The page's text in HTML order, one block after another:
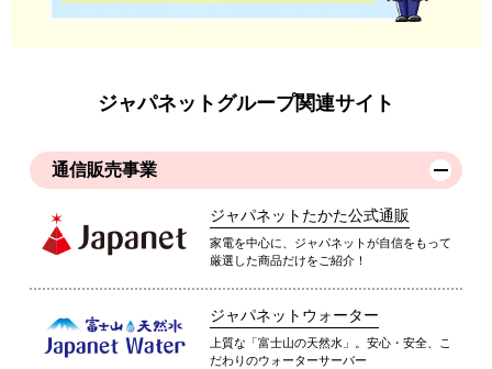
ジャパネットグループ関連サイト
通信販売事業
ジャパネットたかた公式通販
家電を中心に、ジャパネットが自信をもって
厳選した商品だけをご紹介！
ジャパネットウォーター
上質な「富士山の天然水」。安心・安全、こ
だわりのウォーターサーバー